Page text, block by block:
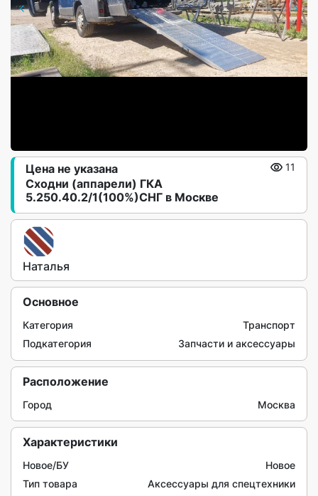
Сходни (аппарели) ГКА
5.250.40.2/1(100%)СНГ в Москве
Цена не указана 11
Наталья
Основное
Категория
Транспорт
Подкатегория
Запчасти и аксессуары
Расположение
Город Москва
Характеристики
Новое/БУ
Новое
Тип товара
Аксессуары для спецтехники